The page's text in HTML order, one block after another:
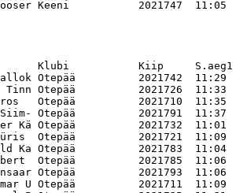
Klubi           Kiip     S.aeg1
Otepää          2021742  11:29
Tinn Otepää          2021726  11:33
Otepää          2021710  11:35
Siim- Otepää          2021791  11:37
Kä Otepää          2021732  11:01
Otepää          2021721  11:09
Ka Otepää          2021783  11:04
Otepää          2021785  11:06
Otepää          2021793  11:06
U Otepää          2021711  11:09